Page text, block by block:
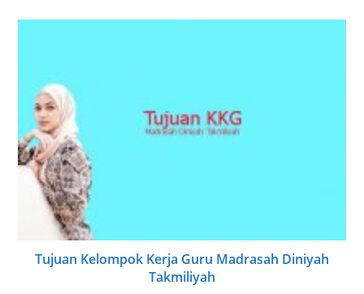
Tujuan Kelompok Kerja Guru Madrasah Diniyah
Takmiliyah